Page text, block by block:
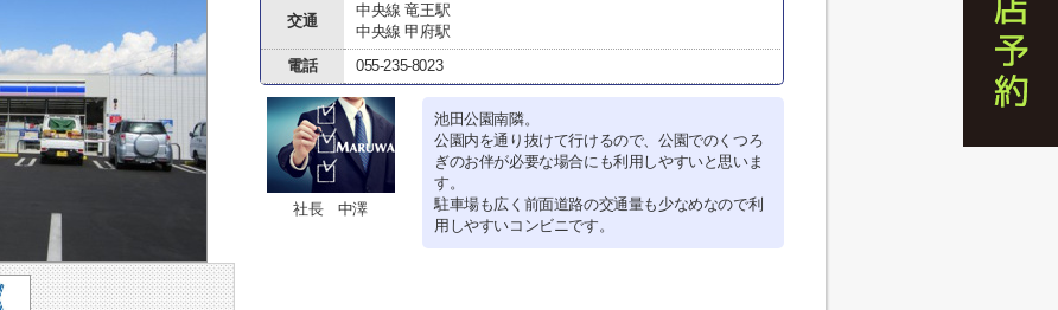
交通
中央線 竜王駅
中央線 甲府駅
電話
055-235-8023
社長 中澤
池田公園南隣。
公園内を通り抜けて行けるので、公園でのくつろ
ぎのお伴が必要な場合にも利用しやすいと思いま
す。
駐車場も広く前面道路の交通量も少なめなので利
用しやすいコンビニです。